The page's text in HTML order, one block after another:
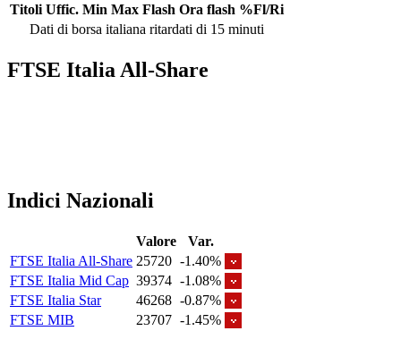
Titoli Uffic. Min Max Flash Ora flash %Fl/Ri
Dati di borsa italiana ritardati di 15 minuti
FTSE Italia All-Share
Indici Nazionali
Valore
Var.
FTSE Italia All-Share 25720 -1.40%
FTSE Italia Mid Cap 39374 -1.08%
FTSE Italia Star
46268 -0.87%
FTSE MIB
23707 -1.45%